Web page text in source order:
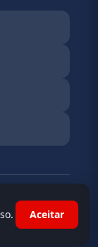
Aceitar